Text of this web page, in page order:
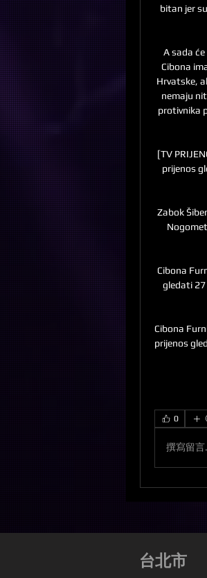
bitan jer
A sada
Cibona
Hrvatske,
nemaju
protivnika
[TV
prijenos
Zabok
Cibona
gledati
Cibona
prijenos
0
撰寫留言
台北市